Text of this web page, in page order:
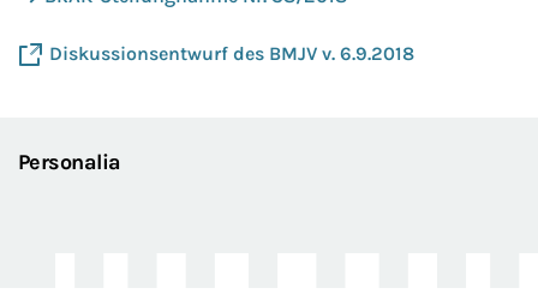
Diskussionsentwurf des BMJV v. 6.9.2018
Personalia